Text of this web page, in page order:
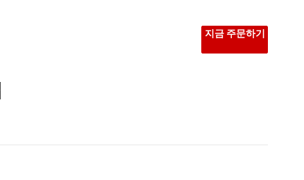
지금 주문하기